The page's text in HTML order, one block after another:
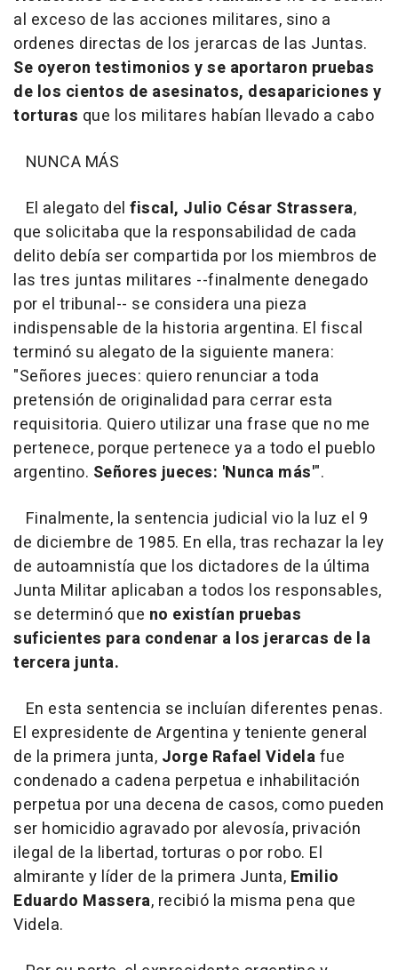
al exceso de las acciones militares, sino a
ordenes directas de los jerarcas de las Juntas.
Se oyeron testimonios y se aportaron pruebas
de los cientos de asesinatos, desapariciones y
torturas que los militares habían llevado a cabo
NUNCA MÁS
El alegato del fiscal, Julio César Strassera,
que solicitaba que la responsabilidad de cada
delito debía ser compartida por los miembros de
las tres juntas militares --finalmente denegado
por el tribunal-- se considera una pieza
indispensable de la historia argentina. El fiscal
terminó su alegato de la siguiente manera:
"Señores jueces: quiero renunciar a toda
pretensión de originalidad para cerrar esta
requisitoria. Quiero utilizar una frase que no me
pertenece, porque pertenece ya a todo el pueblo
argentino. Señores jueces: 'Nunca más'".
Finalmente, la sentencia judicial vio la luz el 9
de diciembre de 1985. En ella, tras rechazar la ley
de autoamnistía que los dictadores de la última
Junta Militar aplicaban a todos los responsables,
se determinó que no existían pruebas
suficientes para condenar a los jerarcas de la
tercera junta.
En esta sentencia se incluían diferentes penas.
El expresidente de Argentina y teniente general
de la primera junta, Jorge Rafael Videlafue
condenado a cadena perpetua e inhabilitación
perpetua por una decena de casos, como pueden
ser homicidio agravado por alevosía, privación
ilegal de la libertad, torturas o por robo. El
almirante y líder de la primera Junta, Emilio
Eduardo Massera, recibió la misma pena que
Videla.